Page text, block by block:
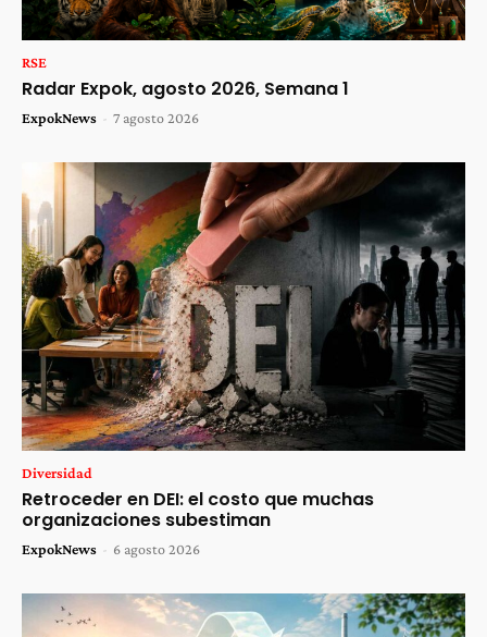
RSE
Radar Expok, agosto 2026, Semana 1
ExpokNews - 7 agosto 2026
Diversidad
Retroceder en DEI: el costo que muchas
organizaciones subestiman
ExpokNews - 6 agosto 2026